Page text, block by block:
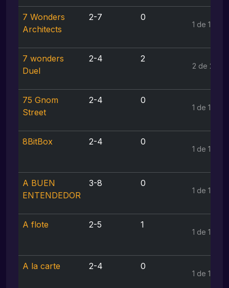
7 Wonders
Architects
2-7 0
1 de 1
7 wonders
Duel
2-4 2
2 de 2
75 Gnom
Street
2-4 0
1 de 1
8BitBox 2-4 0
1 de 1
A BUEN
ENTENDEDOR
3-8 0
1 de 1
A flote 2-5 1
1 de 1
A la carte 2-4 0
1 de 1